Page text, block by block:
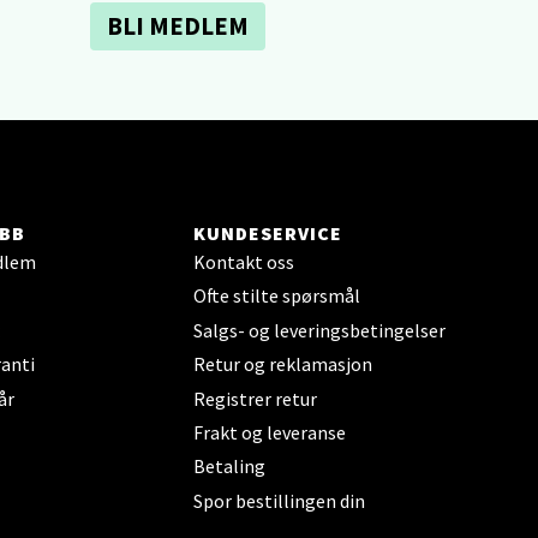
BLI MEDLEM
KUNDESERVICE
Kontakt oss
Ofte stilte spørsmål
Salgs- og leveringsbetingelser
Retur og reklamasjon
Registrer retur
Frakt og leveranse
Betaling
Spor bestillingen din